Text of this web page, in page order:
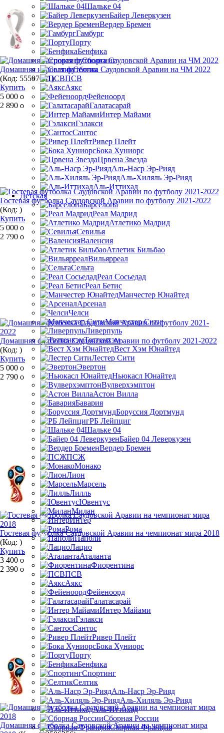
Шальке 04
Байер Леверкузен
Вердер Бремен
Гамбург
Порту
Бенфика
Спортинг
Селтик
ПСВ
Аякс
Фейеноорд
Галатасарай
Интер Майами
Гэлакси
Сантос
Ривер Плейт
Бока Хуниорс
Црвена Звезда
Аль-Наср Эр-Рияд
Аль-Хиляль Эр-Рияд
Аль-Иттихад
Детская
Барселона
Реал Мадрид
Атлетико Мадрид
Севилья
Валенсия
Атлетик Бильбао
Вильярреал
Сельта
Реал Сосьедад
Реал Бетис
Манчестер Юнайтед
Арсенал
Челси
Манчестер Сити
Ливерпуль
Тоттенхэм
Вест Хэм Юнайтед
Лестер Сити
Эвертон
Ньюкасл Юнайтед
Вулверхэмптон
Астон Вилла
Бавария
Боруссия Дортмунд
РБ Лейпциг
Шальке 04
Байер 04 Леверкузен
Вердер Бремен
ПСЖ
Монако
Лион
Марсель
Лилль
Ювентус
Милан
Интер
Рома
Наполи
Лацио
Аталанта
Фиорентина
ПСВ
Аякс
Фейеноорд
Галатасарай
Интер Майами
Гэлакси
Сантос
Ривер Плейт
Бока Хуниорс
Порту
Бенфика
Спортинг
Селтик
Аль-Наср Эр-Рияд
Аль-Хиляль Эр-Рияд
Аль-Иттихад
Сборная России
Сборная Франция
Домашняя игровая футболка Саудовской Аравии на ЧМ 2022
(Код: 55597051)
Купить
5 000 o
2 890 o
Гостевая футболка Саудовской Аравии по футболу 2021-2022
(Код: )
Купить
5 000 o
2 790 o
Домашняя футболка Саудовской Аравии по футболу 2021-2022
(Код: )
Купить
5 000 o
2 790 o
Гостевая футболка Саудовской Аравии на чемпионат мира 2018
(Код: )
Купить
3 400 o
2 390 o
Домашняя футболка Саудовской Аравии на чемпионат мира